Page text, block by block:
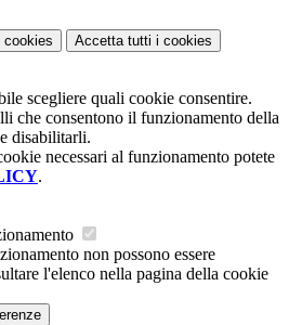
cookies Accetta tutti i cookies
scegliere quali cookie consentire.
che consentono il funzionamento della
disabilitarli.
necessari al funzionamento potete
.
non possono essere
l'elenco nella pagina della cookie